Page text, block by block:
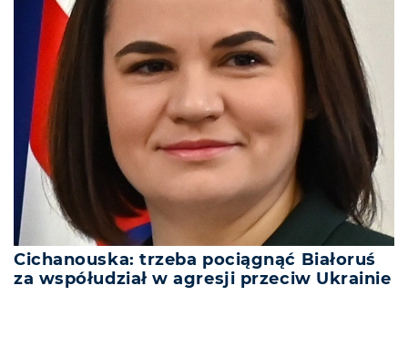
Cichanouska: trzeba pociągnąć Białoruś
za współudział w agresji przeciw Ukrainie